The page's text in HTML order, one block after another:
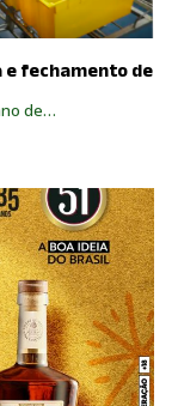
e fechamento de
de…